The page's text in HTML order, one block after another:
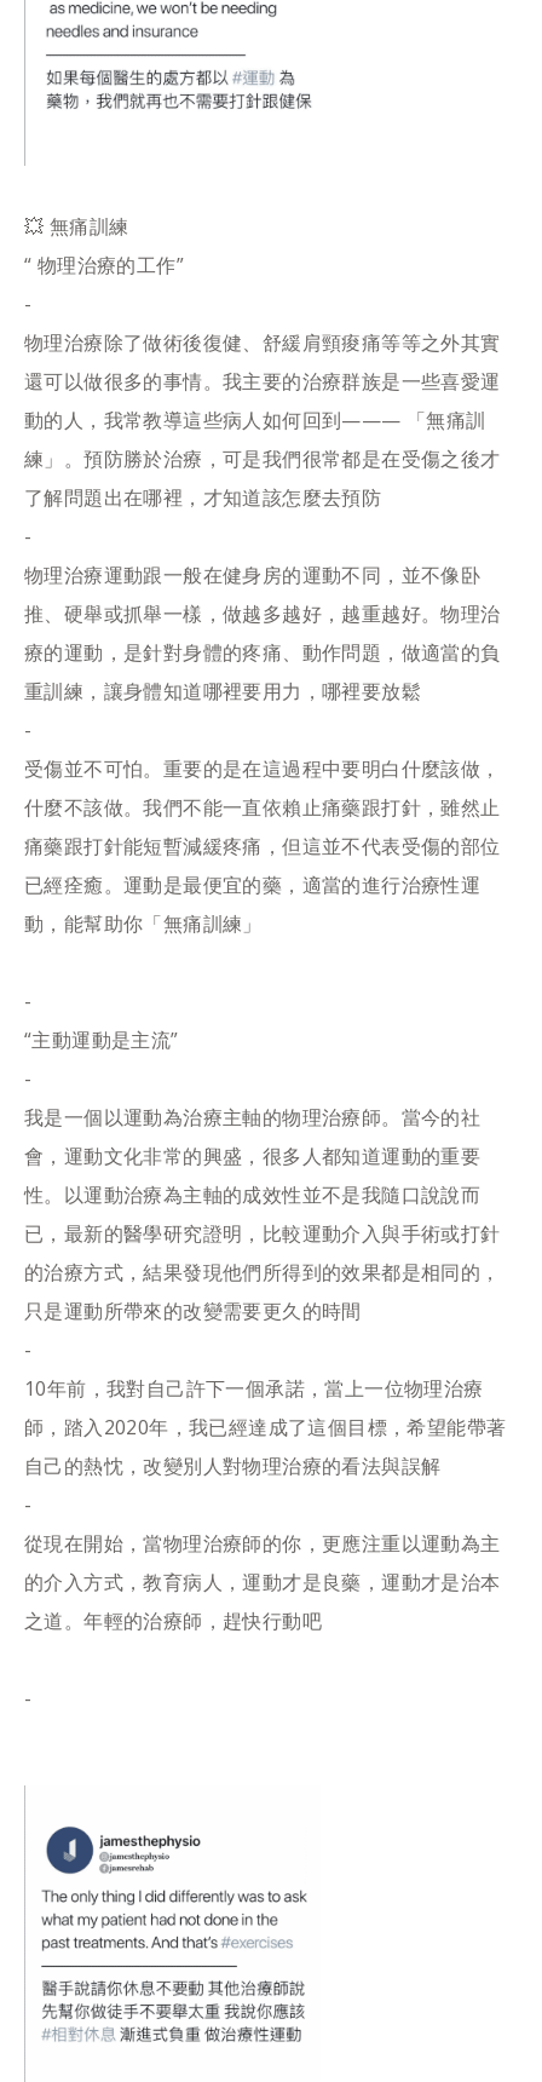
💥 無痛訓練
“ 物理治療的工作”
-
物理治療除了做術後復健、舒緩肩頸痠痛等等之外其實
還可以做很多的事情。我主要的治療群族是一些喜愛運
動的人，我常教導這些病人如何回到——— 「無痛訓
練」。預防勝於治療，可是我們很常都是在受傷之後才
了解問題出在哪裡，才知道該怎麼去預防
-
物理治療運動跟一般在健身房的運動不同，並不像卧
推、硬舉或抓舉一樣，做越多越好，越重越好。物理治
療的運動，是針對身體的疼痛、動作問題，做適當的負
重訓練，讓身體知道哪裡要用力，哪裡要放鬆
-
受傷並不可怕。重要的是在這過程中要明白什麼該做，
什麼不該做。我們不能一直依賴止痛藥跟打針，雖然止
痛藥跟打針能短暫減緩疼痛，但這並不代表受傷的部位
已經痊癒。運動是最便宜的藥，適當的進行治療性運
動，能幫助你「無痛訓練」
-
“主動運動是主流”
-
我是一個以運動為治療主軸的物理治療師。當今的社
會，運動文化非常的興盛，很多人都知道運動的重要
性。以運動治療為主軸的成效性並不是我隨口說說而
已，最新的醫學研究證明，比較運動介入與手術或打針
的治療方式，結果發現他們所得到的效果都是相同的，
只是運動所帶來的改變需要更久的時間
-
10年前，我對自己許下一個承諾，當上一位物理治療
師，踏入2020年，我已經達成了這個目標，希望能帶著
自己的熱忱，改變別人對物理治療的看法與誤解
-
從現在開始，當物理治療師的你，更應注重以運動為主
的介入方式，教育病人，運動才是良藥，運動才是治本
之道。年輕的治療師，趕快行動吧
-